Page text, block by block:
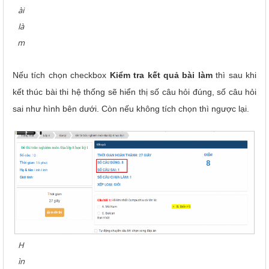
ài
là
m
Nếu tích chọn checkbox Kiểm tra kết quả bài làmthì sau khi
kết thúc bài thi hệ thống sẽ hiển thị số câu hỏi đúng, số câu hỏi
sai như hình bên dưới. Còn nếu không tích chọn thì ngược lại.
H
ìn